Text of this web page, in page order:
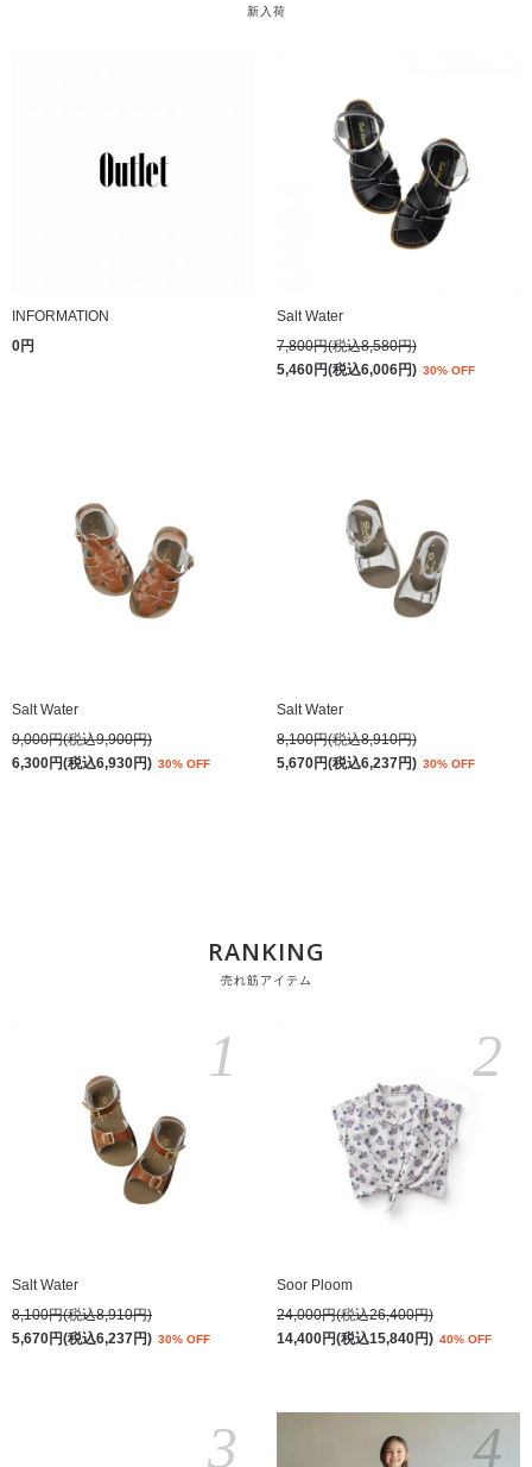
新入荷
INFORMATION
0円
Salt Water
7,800円(税込8,580円)
5,460円(税込6,006円) 30% OFF
Salt Water
9,000円(税込9,900円)
6,300円(税込6,930円) 30% OFF
Salt Water
8,100円(税込8,910円)
5,670円(税込6,237円) 30% OFF
RANKING
売れ筋アイテム
Salt Water
8,100円(税込8,910円)
5,670円(税込6,237円) 30% OFF
1
Soor Ploom
24,000円(税込26,400円)
14,400円(税込15,840円) 40% OFF
2
3 4